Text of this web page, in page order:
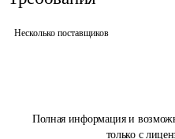
Полная информация и
только с
Несколько поставщиков